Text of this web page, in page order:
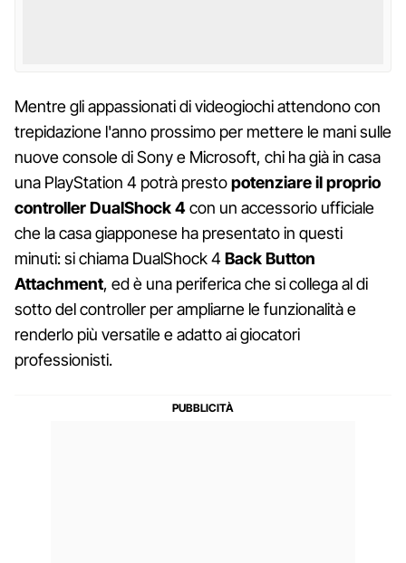
Mentre gli appassionati di videogiochi attendono con
trepidazione l'anno prossimo per mettere le mani sulle
nuove console di Sony e Microsoft, chi ha già in casa
una PlayStation 4 potrà prestopotenziare il proprio
controller DualShock 4con un accessorio ufficiale
che la casa giapponese ha presentato in questi
minuti: si chiama DualShock 4Back Button
Attachment, ed è una periferica che si collega al di
sotto del controller per ampliarne le funzionalità e
renderlo più versatile e adatto ai giocatori
professionisti.